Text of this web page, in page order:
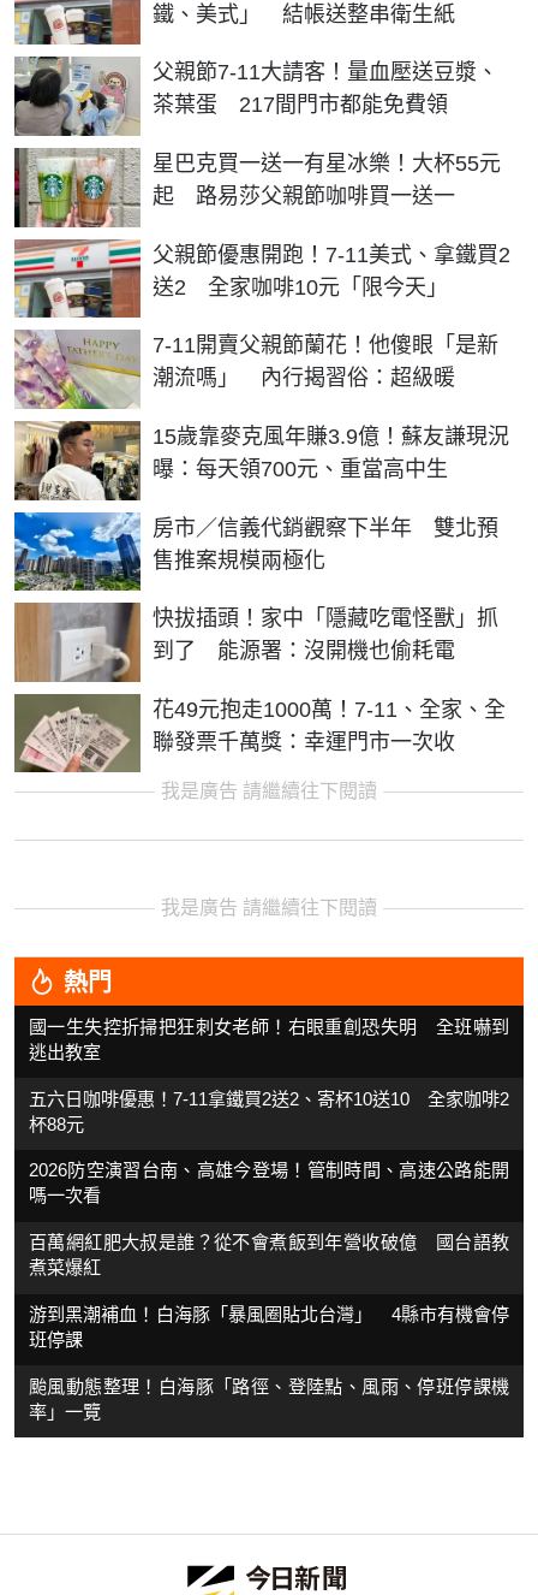
鐵、美式」 結帳送整串衛生紙
父親節7-11大請客！量血壓送豆漿、
茶葉蛋 217間門市都能免費領
星巴克買一送一有星冰樂！大杯55元
起 路易莎父親節咖啡買一送一
父親節優惠開跑！7-11美式、拿鐵買2
送2 全家咖啡10元「限今天」
7-11開賣父親節蘭花！他傻眼「是新
潮流嗎」 內行揭習俗：超級暖
15歲靠麥克風年賺3.9億！蘇友謙現況
曝：每天領700元、重當高中生
房市／信義代銷觀察下半年 雙北預
售推案規模兩極化
快拔插頭！家中「隱藏吃電怪獸」抓
到了 能源署：沒開機也偷耗電
花49元抱走1000萬！7-11、全家、全
聯發票千萬獎：幸運門市一次收
我是廣告 請繼續往下閱讀
我是廣告 請繼續往下閱讀
熱門
國一生失控折掃把狂刺女老師！右眼重創恐失明 全班嚇到
逃出教室
五六日咖啡優惠！7-11拿鐵買2送2、寄杯10送10 全家咖啡2
杯88元
2026防空演習台南、高雄今登場！管制時間、高速公路能開
嗎一次看
百萬網紅肥大叔是誰？從不會煮飯到年營收破億 國台語教
煮菜爆紅
游到黑潮補血！白海豚「暴風圈貼北台灣」 4縣市有機會停
班停課
颱風動態整理！白海豚「路徑、登陸點、風雨、停班停課機
率」一覽